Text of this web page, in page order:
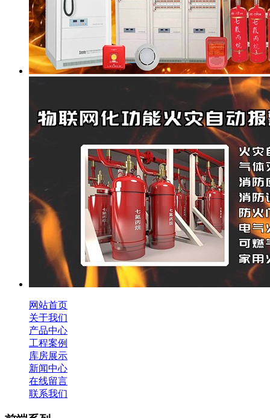
网站首页
关于我们
产品中心
工程案例
库房展示
新闻中心
在线留言
联系我们